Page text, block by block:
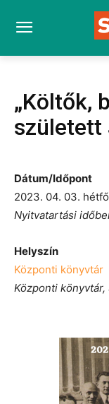
„Költők,
született
Dátum/Időpont
2023. 04. 03.
Nyitvatartási
Helyszín
Központi könyvtár
Központi könyvtár,